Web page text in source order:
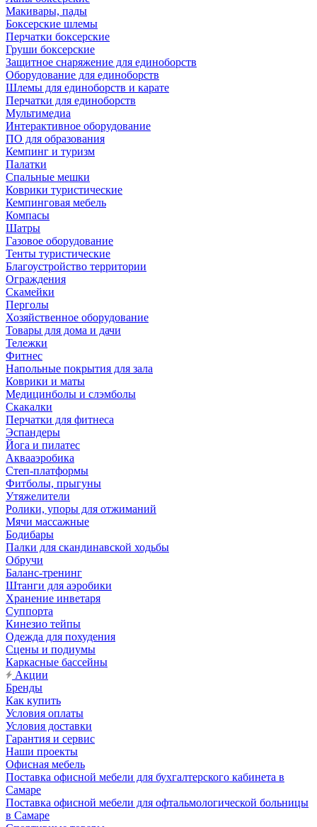
Макивары, пады
Боксерские шлемы
Перчатки боксерские
Груши боксерские
Защитное снаряжение для единоборств
Оборудование для единоборств
Шлемы для единоборств и карате
Перчатки для единоборств
Мультимедиа
Интерактивное оборудование
ПО для образования
Кемпинг и туризм
Палатки
Спальные мешки
Коврики туристические
Кемпинговая мебель
Компасы
Шатры
Газовое оборудование
Тенты туристические
Благоустройство территории
Ограждения
Скамейки
Перголы
Хозяйственное оборудование
Товары для дома и дачи
Тележки
Фитнес
Напольные покрытия для зала
Коврики и маты
Медицинболы и слэмболы
Скакалки
Перчатки для фитнеса
Эспандеры
Йога и пилатес
Аквааэробика
Степ-платформы
Фитболы, прыгуны
Утяжелители
Ролики, упоры для отжиманий
Мячи массажные
Бодибары
Палки для скандинавской ходьбы
Обручи
Баланс-тренинг
Штанги для аэробики
Хранение инветаря
Суппорта
Кинезио тейпы
Одежда для похудения
Сцены и подиумы
Каркасные бассейны
Акции
Бренды
Как купить
Условия оплаты
Условия доставки
Гарантия и сервис
Наши проекты
Офисная мебель
Поставка офисной мебели для бухгалтерского кабинета в
Самаре
Поставка офисной мебели для офтальмологической больницы
в Самаре